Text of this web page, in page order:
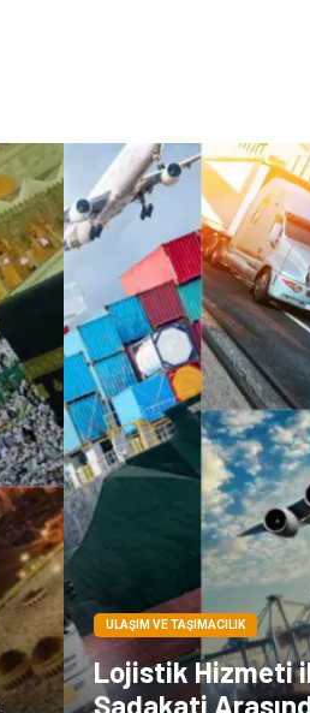
ULAŞIM VE TAŞIMACILIK
Lojistik Hizmeti
Sadakati